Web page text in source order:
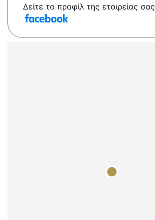
Δείτε το προφίλ της εταιρείας σας